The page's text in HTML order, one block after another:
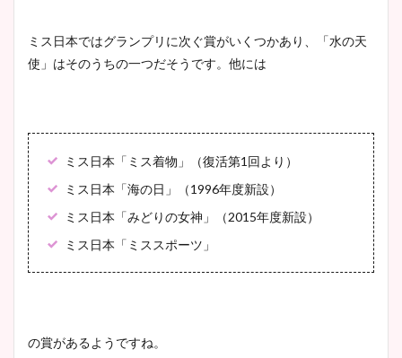
ミス日本ではグランプリに次ぐ賞がいくつかあり、「水の天
使」はそのうちの一つだそうです。他には
ミス日本「ミス着物」（復活第1回より）
ミス日本「海の日」（1996年度新設）
ミス日本「みどりの女神」（2015年度新設）
ミス日本「ミススポーツ」
の賞があるようですね。